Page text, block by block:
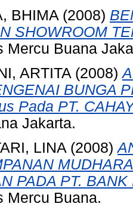
BHIMA (2008)
SHOWROOM
Mercu Buana
ARTITA (2008)
BUNGA
Pada PT.
Jakarta.
LINA (2008)
PADA PT.
Mercu Buana.